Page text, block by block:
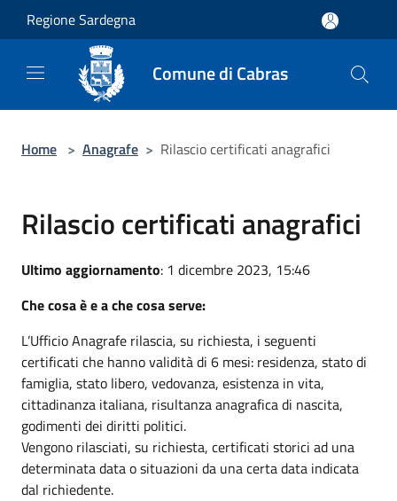
Salta al contenuto principale
Regione Sardegna
Comune di Cabras
Home > Anagrafe > Rilascio certificati anagrafici
Rilascio certificati anagrafici
Ultimo aggiornamento: 1 dicembre 2023, 15:46
Che cosa è e a che cosa serve:
L’Ufficio Anagrafe rilascia, su richiesta, i seguenti
certificati che hanno validità di 6 mesi: residenza, stato di
famiglia, stato libero, vedovanza, esistenza in vita,
cittadinanza italiana, risultanza anagrafica di nascita,
godimenti dei diritti politici.
Vengono rilasciati, su richiesta, certificati storici ad una
determinata data o situazioni da una certa data indicata
dal richiedente.